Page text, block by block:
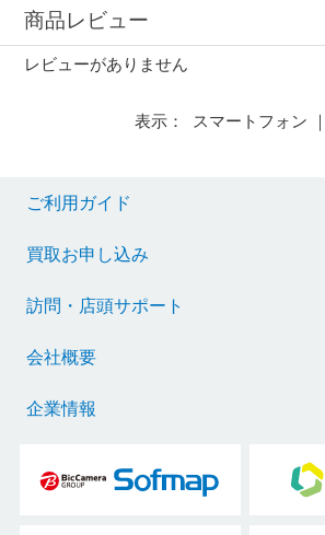
商品レビュー
レビューがありません
表示： スマートフォン ｜
ご利用ガイド
買取お申し込み
訪問・店頭サポート
会社概要
企業情報